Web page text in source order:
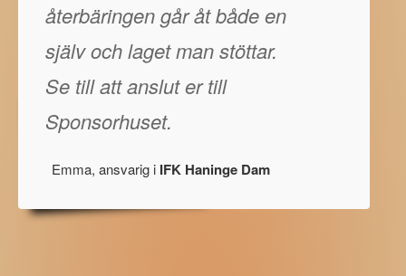
återbäringen går åt både en
själv och laget man stöttar.
Se till att anslut er till
Sponsorhuset.
Emma, ansvarig i IFK Haninge Dam